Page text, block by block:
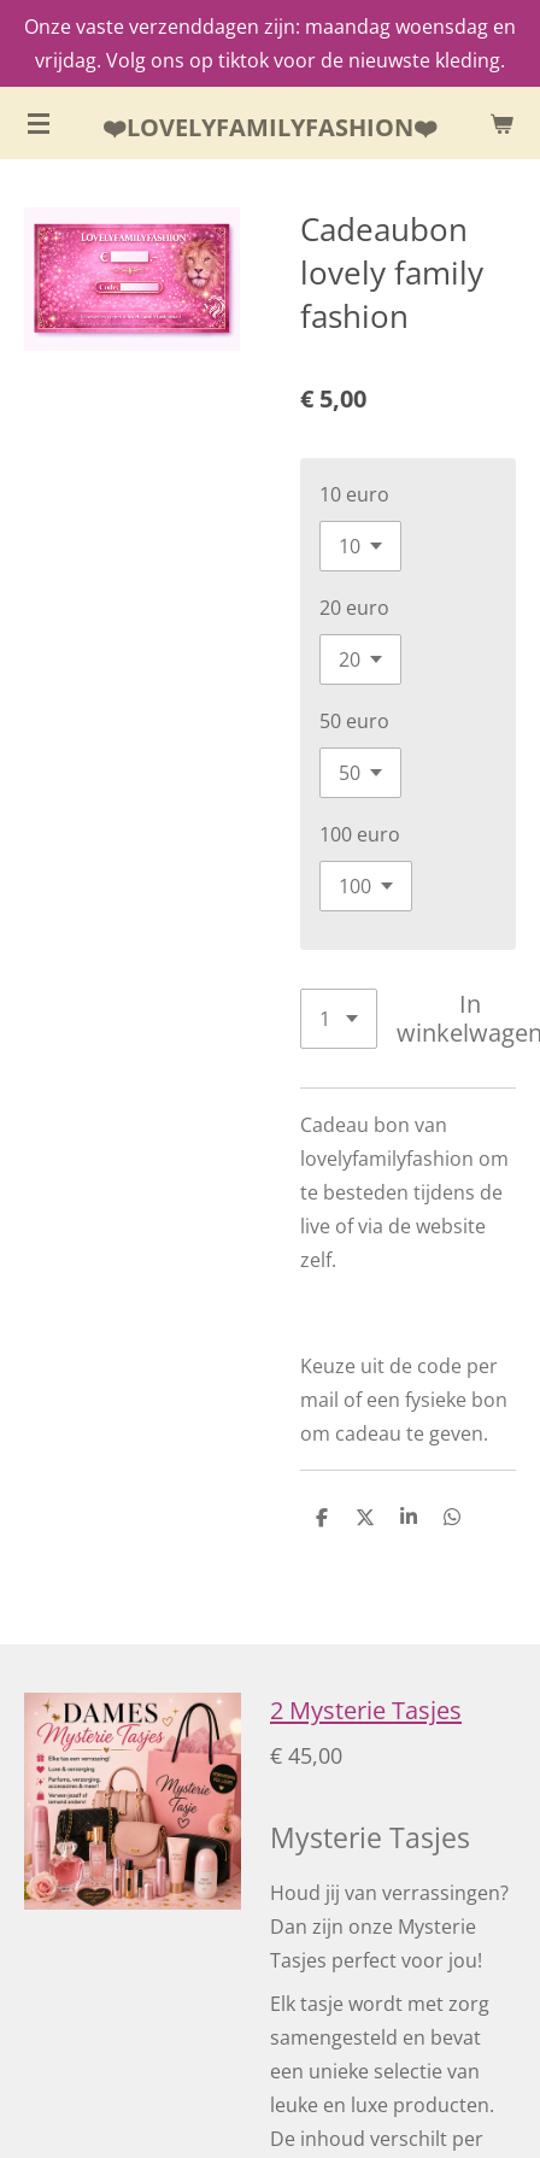
Ga
direct
de
hoofdinhoud
❤️LOVELYFAMILYFASHION❤️
Onze vaste verzenddagen zijn: maandag woensdag en
vrijdag. Volg ons op tiktok voor de nieuwste kleding.
Cadeaubon
lovely family
fashion
€ 5,00
10 euro
20 euro
50 euro
100 euro
In
Cadeau bon van
lovelyfamilyfashion om
te besteden tijdens de
live of via de website
zelf.
Keuze uit de code per
mail of een fysieke bon
om cadeau te geven.
D
D
S
D
2 Mysterie Tasjes
€ 45,00
Mysterie Tasjes
Houd jij van verrassingen?
Dan zijn onze Mysterie
Tasjes perfect voor jou!
Elk tasje wordt met zorg
samengesteld en bevat
een unieke selectie van
leuke en luxe producten.
De inhoud verschilt per